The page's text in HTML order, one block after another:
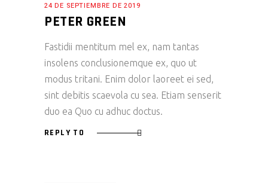
24 DE SEPTIEMBRE DE 2019
PETER GREEN
Fastidii mentitum mel ex, nam tantas
insolens conclusionemque ex, quo ut
modus tritani. Enim dolor laoreet ei sed,
sint debitis scaevola cu sea. Etiam senserit
duo ea Quo cu adhuc doctus.
REPLY TO